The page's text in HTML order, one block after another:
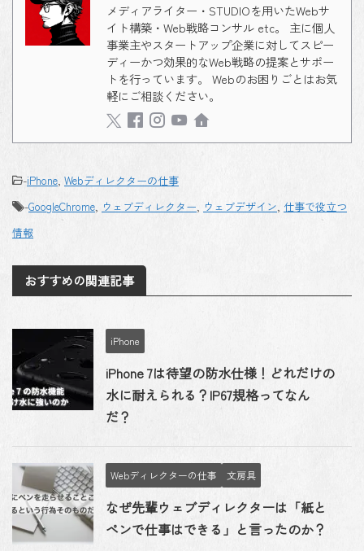
メディアライター・STUDIOを用いたWebサ
イト構築・Web戦略コンサル etc。 主に個人
事業主やスタートアップ企業に対してスピー
ディーかつ効果的なWeb戦略の提案とサポー
トを行っています。 Webのお困りごとはお気
軽にご相談ください。
-iPhone Webディレクターの仕事
-GoogleChrome ウェブディレクター ウェブデザイン 仕事で役立つ
情報
おすすめの関連記事
iPhone
iPhone 7は待望の防水仕様！どれだけの
水に耐えられる？IP67規格ってなん
だ？
Webディレクターの仕事 文房具
なぜ先輩ウェブディレクターは「紙と
ペンで仕事はできる」と言ったのか？